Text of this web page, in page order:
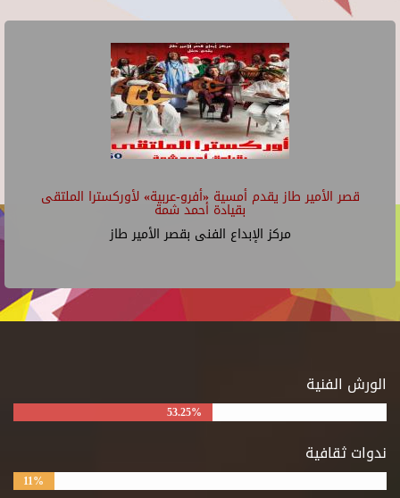
قصر الأمير طاز يقدم أمسية «أفرو-عربية» لأوركسترا الملتقى
بقيادة أحمد شمة
مركز الإبداع الفنى بقصر الأمير طاز
الورش الفنية
53.25%
ندوات ثقافية
11%